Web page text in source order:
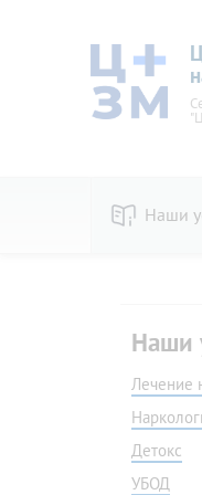
Наши
Детокс
УБОД
В
Наши
Лечение
Детокс
УБОД